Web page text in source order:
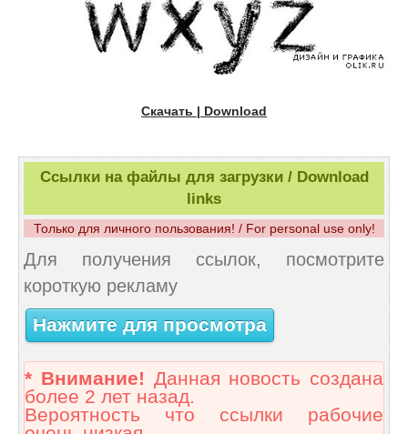
Скачать | Download
Ссылки на файлы для загрузки / Download
links
Только для личного пользования! / For personal use only!
Для получения ссылок, посмотрите
короткую рекламу
Нажмите для просмотра
* Внимание! Данная новость создана
более 2 лет назад.
Вероятность что ссылки рабочие